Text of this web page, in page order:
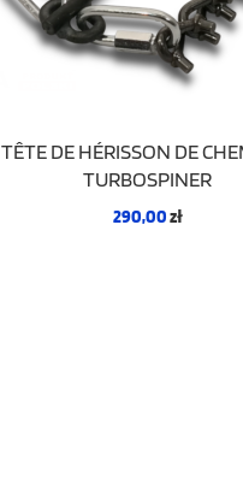
TÊTE DE HÉRISSON DE
TURBOSPINER
290,00zł